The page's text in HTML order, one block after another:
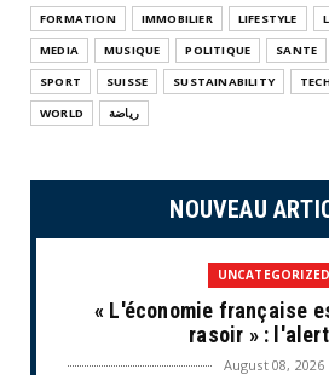
FORMATION
IMMOBILIER LIFESTYLE
MEDIA
MUSIQUE POLITIQUE SANTE
SPORT
SUISSE SUSTAINABILITY
WORLD
رياضة
NOUVEAU
UNCATEGORIZED
« L'économie française
rasoir » :
August 08, 2026